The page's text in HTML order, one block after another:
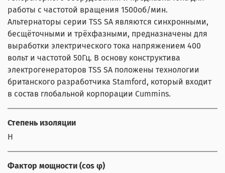
работы с частотой вращения 1500об/мин.
Альтернаторы серии TSS SA являются синхронными,
бесщёточными и трёхфазными, предназначены для
выработки электрического тока напряжением 400
вольт и частотой 50Гц. В основу конструктива
электрогенераторов TSS SA положены технологии
британского разработчика Stamford, который входит
в состав глобальной корпорации Cummins.
Степень изоляции
Н
Фактор мощности (cos φ)